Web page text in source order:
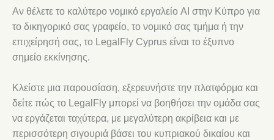
Αν θέλετε το καλύτερο νομικό εργαλείο AI στην Κύπρο για
το δικηγορικό σας γραφείο, το νομικό σας τμήμα ή την
επιχείρησή σας, το LegalFly Cyprus είναι το έξυπνο
σημείο εκκίνησης.
Κλείστε μια παρουσίαση, εξερευνήστε την πλατφόρμα και
δείτε πώς το LegalFly μπορεί να βοηθήσει την ομάδα σας
να εργάζεται ταχύτερα, με μεγαλύτερη ακρίβεια και με
περισσότερη σιγουριά βάσει του κυπριακού δικαίου και